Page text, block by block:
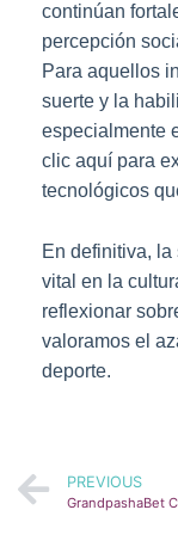
continúan
percepción
Para aquellos
suerte y la
especialmente
clic aquí para
tecnológicos
En definitiva,
vital en la
reflexionar
valoramos el
deporte.
PREVIOUS